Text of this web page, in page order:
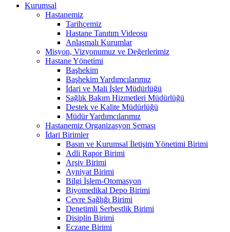
Kurumsal
Hastanemiz
Tarihçemiz
Hastane Tanıtım Videosu
Anlaşmalı Kurumlar
Misyon, Vizyonumuz ve Değerlerimiz
Hastane Yönetimi
Başhekim
Başhekim Yardımcılarımız
İdari ve Mali İşler Müdürlüğü
Sağlık Bakım Hizmetleri Müdürlüğü
Destek ve Kalite Müdürlüğü
Müdür Yardımcılarımız
Hastanemiz Organizasyon Şeması
İdari Birimler
Basın ve Kurumsal İletişim Yönetimi Birimi
Adli Rapor Birimi
Arşiv Birimi
Ayniyat Birimi
Bilgi İşlem-Otomasyon
Biyomedikal Depo Birimi
Çevre Sağlığı Birimi
Denetimli Serbestlik Birimi
Disiplin Birimi
Eczane Birimi